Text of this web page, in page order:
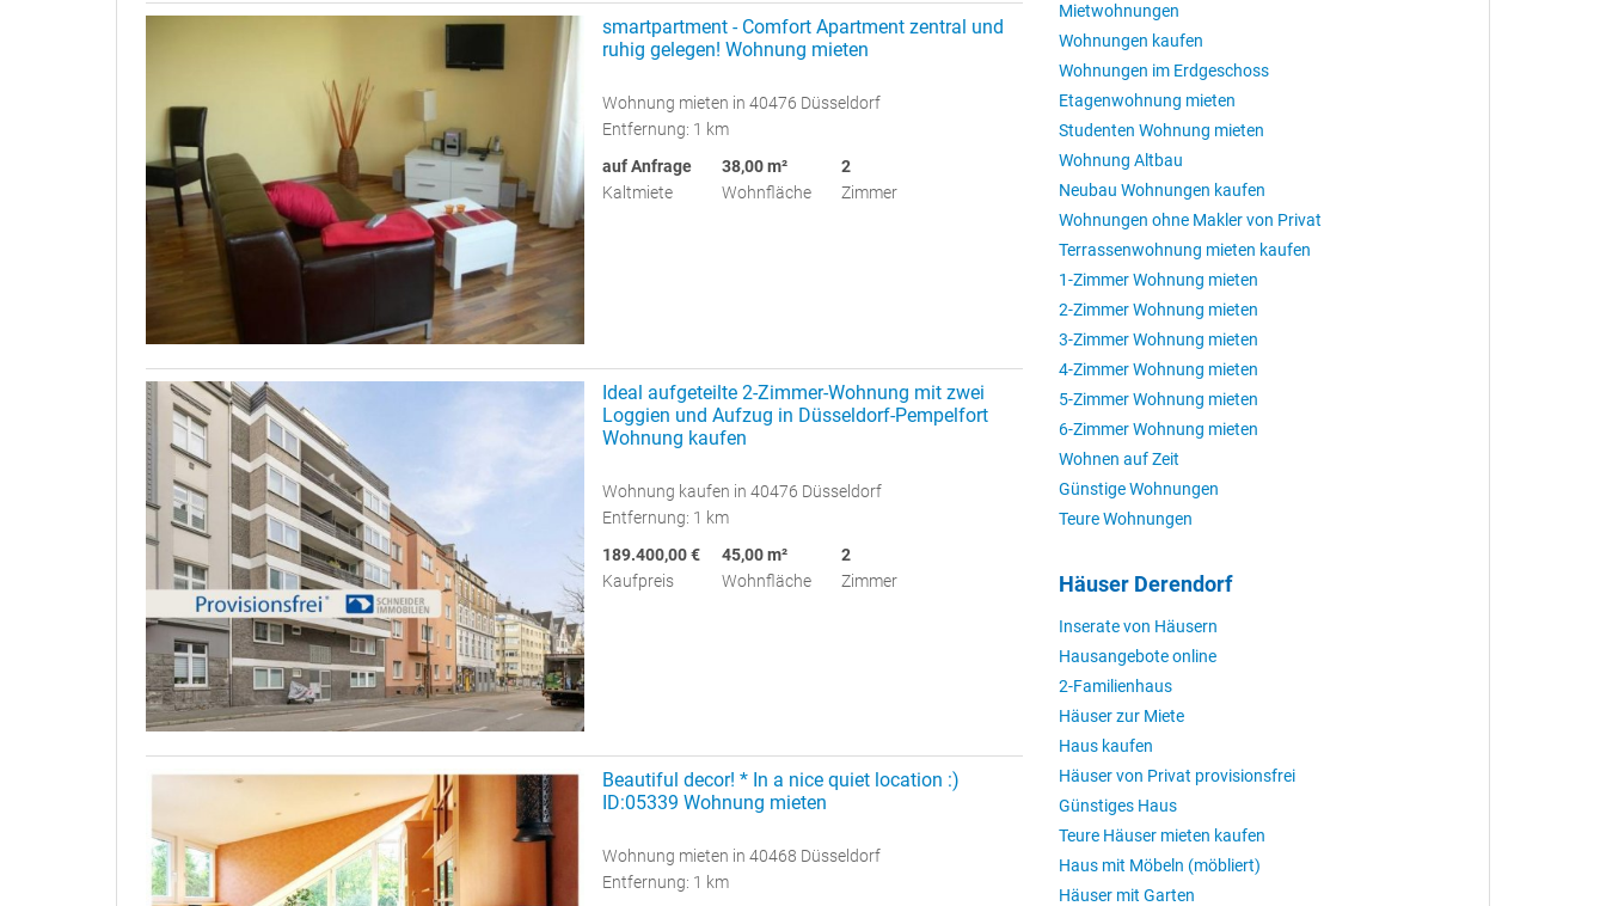
smartpartment - Comfort Apartment zentral und
ruhig gelegen! Wohnung mieten
Wohnung mieten in 40476 Düsseldorf
Entfernung: 1 km
auf Anfrage
Kaltmiete
38,00 m²
Wohnfläche
2
Zimmer
Ideal aufgeteilte 2-Zimmer-Wohnung mit zwei
Loggien und Aufzug in Düsseldorf-Pempelfort
Wohnung kaufen
Wohnung kaufen in 40476 Düsseldorf
Entfernung: 1 km
189.400,00 €
Kaufpreis
45,00 m²
Wohnfläche
2
Zimmer
Beautiful decor! * In a nice quiet location :)
ID:05339 Wohnung mieten
Wohnung mieten in 40468 Düsseldorf
Entfernung: 1 km
Mietwohnungen
Wohnungen kaufen
Wohnungen im Erdgeschoss
Etagenwohnung mieten
Studenten Wohnung mieten
Wohnung Altbau
Neubau Wohnungen kaufen
Wohnungen ohne Makler von Privat
Terrassenwohnung mieten kaufen
1-Zimmer Wohnung mieten
2-Zimmer Wohnung mieten
3-Zimmer Wohnung mieten
4-Zimmer Wohnung mieten
5-Zimmer Wohnung mieten
6-Zimmer Wohnung mieten
Wohnen auf Zeit
Günstige Wohnungen
Teure Wohnungen
Häuser Derendorf
Inserate von Häusern
Hausangebote online
2-Familienhaus
Häuser zur Miete
Haus kaufen
Häuser von Privat provisionsfrei
Günstiges Haus
Teure Häuser mieten kaufen
Haus mit Möbeln (möbliert)
Häuser mit Garten